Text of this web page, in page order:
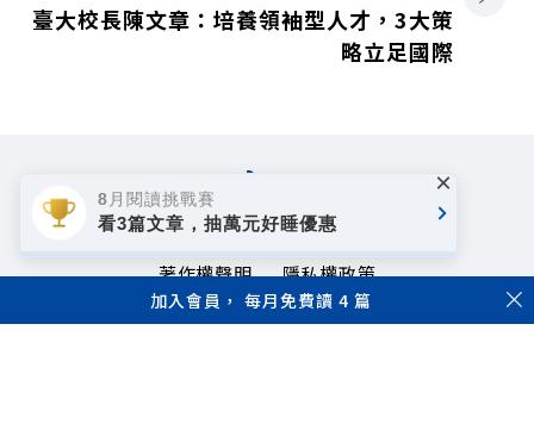
臺大校長陳文章：培養領袖型人才，3大策
略立足國際
加入會員， 每月免費讀 4 篇
著作權聲明
隱私權政策
Copyright© 1999~2026
8月閱讀挑戰賽
看3篇文章，抽萬元好睡優惠
×